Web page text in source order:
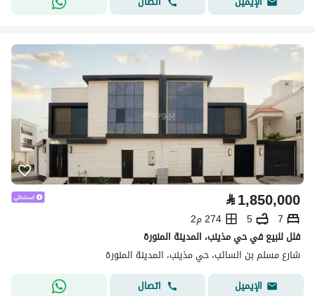
⃁1,850,000
7
5
274 م2
فلل للبيع في حي مذينب، المدينة المنورة
شارع مسلم بن السائب، حي مذينب، المدينة المنورة
الإيميل
اتصال